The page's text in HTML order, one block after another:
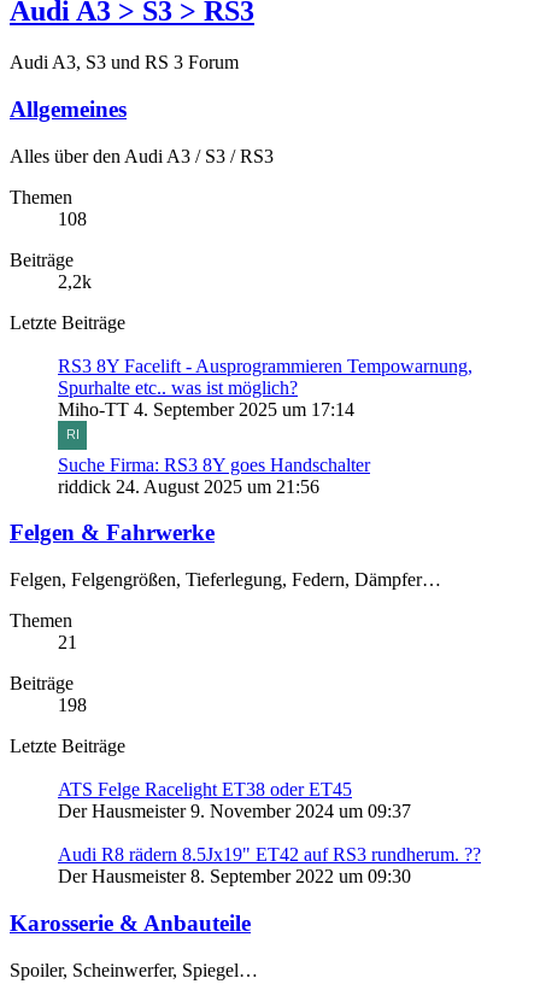
Audi A3 > S3 > RS3
Audi A3, S3 und RS 3 Forum
Allgemeines
Alles über den Audi A3 / S3 / RS3
Themen
108
Beiträge
2,2k
Letzte Beiträge
RS3 8Y Facelift - Ausprogrammieren Tempowarnung,
Spurhalte etc.. was ist möglich?
Miho-TT 4. September 2025 um 17:14
Suche Firma: RS3 8Y goes Handschalter
riddick 24. August 2025 um 21:56
Felgen & Fahrwerke
Felgen, Felgengrößen, Tieferlegung, Federn, Dämpfer…
Themen
21
Beiträge
198
Letzte Beiträge
ATS Felge Racelight ET38 oder ET45
Der Hausmeister9. November 2024 um 09:37
Audi R8 rädern 8.5Jx19" ET42 auf RS3 rundherum. ??
Der Hausmeister8. September 2022 um 09:30
Karosserie & Anbauteile
Spoiler, Scheinwerfer, Spiegel…